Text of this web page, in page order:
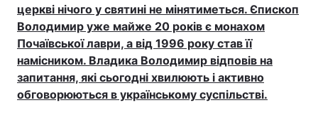
церкві нічого у святині не мінятиметься. Єпископ
Володимир уже майже 20 років є монахом
Почаївської лаври, а від 1996 року став її
намісником. Владика Володимир відповів на
запитання, які сьогодні хвилюють і активно
обговорюються в українському суспільстві.